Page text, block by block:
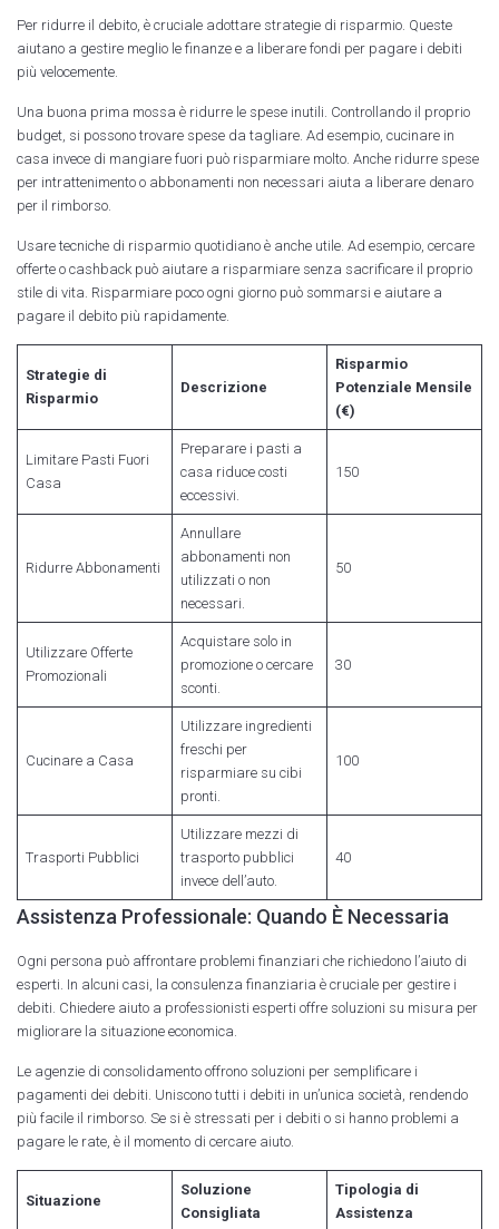
Per ridurre il debito, è cruciale adottare strategie di risparmio. Queste
aiutano a gestire meglio le finanze e a liberare fondi per pagare i debiti
più velocemente.
Una buona prima mossa è ridurre le spese inutili. Controllando il proprio
budget, si possono trovare spese da tagliare. Ad esempio, cucinare in
casa invece di mangiare fuori può risparmiare molto. Anche ridurre spese
per intrattenimento o abbonamenti non necessari aiuta a liberare denaro
per il rimborso.
Usare tecniche di risparmio quotidiano è anche utile. Ad esempio, cercare
offerte o cashback può aiutare a risparmiare senza sacrificare il proprio
stile di vita. Risparmiare poco ogni giorno può sommarsi e aiutare a
pagare il debito più rapidamente.
Strategie di
Risparmio
Descrizione
Risparmio
Potenziale Mensile
(€)
Limitare Pasti Fuori
Casa
Preparare i pasti a
casa riduce costi
eccessivi.
150
Ridurre Abbonamenti
Annullare
abbonamenti non
utilizzati o non
necessari.
50
Utilizzare Offerte
Promozionali
Acquistare solo in
promozione o cercare
sconti.
30
Cucinare a Casa
Utilizzare ingredienti
freschi per
risparmiare su cibi
pronti.
100
Trasporti Pubblici
Utilizzare mezzi di
trasporto pubblici
invece dell’auto.
40
Assistenza Professionale: Quando È Necessaria
Ogni persona può affrontare problemi finanziari che richiedono l’aiuto di
esperti. In alcuni casi, la consulenza finanziaria è cruciale per gestire i
debiti. Chiedere aiuto a professionisti esperti offre soluzioni su misura per
migliorare la situazione economica.
Le agenzie di consolidamento offrono soluzioni per semplificare i
pagamenti dei debiti. Uniscono tutti i debiti in un’unica società, rendendo
più facile il rimborso. Se si è stressati per i debiti o si hanno problemi a
pagare le rate, è il momento di cercare aiuto.
Situazione
Soluzione
Consigliata
Tipologia di
Assistenza